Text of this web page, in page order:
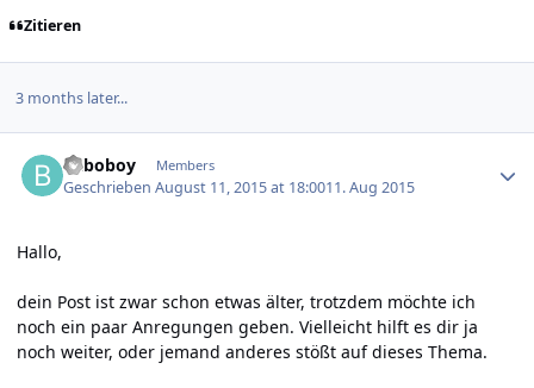
Zitieren
3 months later...
baboboy Members
GeschriebenAugust 11, 2015 at 18:0011. Aug 2015
Hallo,
dein Post ist zwar schon etwas älter, trotzdem möchte ich
noch ein paar Anregungen geben. Vielleicht hilft es dir ja
noch weiter, oder jemand anderes stößt auf dieses Thema.